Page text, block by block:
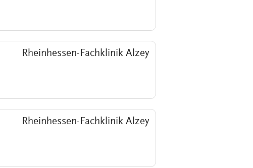
Rheinhessen-Fachklinik Alzey
Rheinhessen-Fachklinik Alzey